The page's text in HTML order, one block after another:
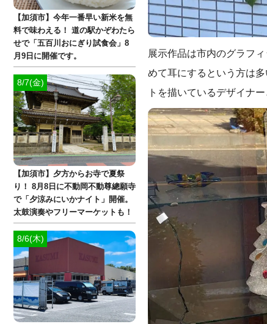
展示作品は市内のグラフ
めて耳にするという方は
トを描いているデザイナ
【加須市】今年一番早い新米を無
料で味わえる！ 道の駅かぞわたら
せで「五百川おにぎり試食会」8
月9日に開催です。
8/7(金)
【加須市】夕方からお寺で夏祭
り！ 8月8日に不動岡不動尊總願寺
で「夕涼みにいかナイト」開催。
太鼓演奏やフリーマーケットも！
8/6(木)